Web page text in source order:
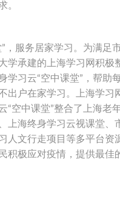
。
，服务居家学习。为满足
学承建的上海学习网积极
学习云“空中课堂”，帮助
出户在家学习。上海学习
“空中课堂”整合了上海老
上海终身学习云视课堂、
人文行走项目等多平台资
积极应对疫情，提供最佳